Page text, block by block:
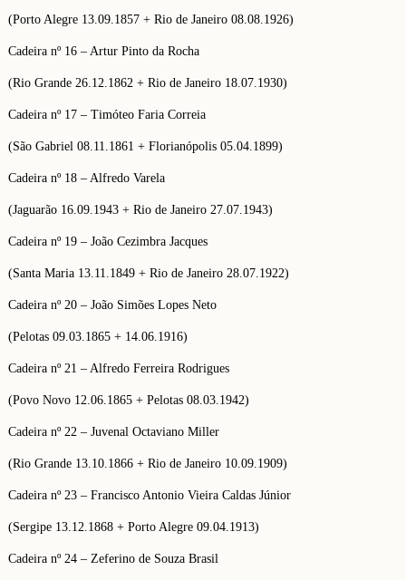
(Porto Alegre 13.09.1857 + Rio de Janeiro 08.08.1926)
Cadeira nº 16 – Artur Pinto da Rocha
(Rio Grande 26.12.1862 + Rio de Janeiro 18.07.1930)
Cadeira nº 17 – Timóteo Faria Correia
(São Gabriel 08.11.1861 + Florianópolis 05.04.1899)
Cadeira nº 18 – Alfredo Varela
(Jaguarão 16.09.1943 + Rio de Janeiro 27.07.1943)
Cadeira nº 19 – João Cezimbra Jacques
(Santa Maria 13.11.1849 + Rio de Janeiro 28.07.1922)
Cadeira nº 20 – João Simões Lopes Neto
(Pelotas 09.03.1865 + 14.06.1916)
Cadeira nº 21 – Alfredo Ferreira Rodrigues
(Povo Novo 12.06.1865 + Pelotas 08.03.1942)
Cadeira nº 22 – Juvenal Octaviano Miller
(Rio Grande 13.10.1866 + Rio de Janeiro 10.09.1909)
Cadeira nº 23 – Francisco Antonio Vieira Caldas Júnior
(Sergipe 13.12.1868 + Porto Alegre 09.04.1913)
Cadeira nº 24 – Zeferino de Souza Brasil